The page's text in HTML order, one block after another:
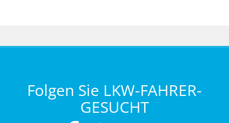
Folgen Sie LKW-FAHRER-
GESUCHT